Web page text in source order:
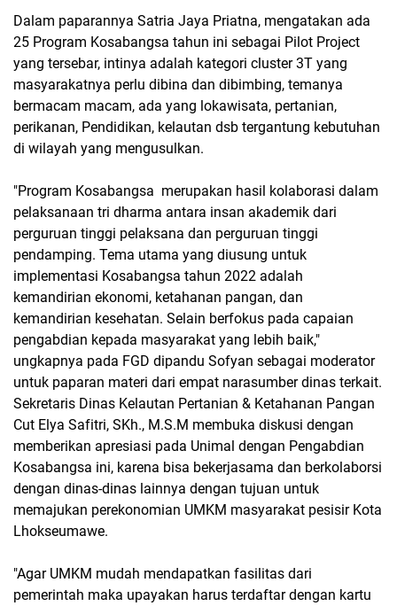
Dalam paparannya Satria Jaya Priatna, mengatakan ada
25 Program Kosabangsa tahun ini sebagai Pilot Project
yang tersebar, intinya adalah kategori cluster 3T yang
masyarakatnya perlu dibina dan dibimbing, temanya
bermacam macam, ada yang lokawisata, pertanian,
perikanan, Pendidikan, kelautan dsb tergantung kebutuhan
di wilayah yang mengusulkan.
"Program Kosabangsa merupakan hasil kolaborasi dalam
pelaksanaan tri dharma antara insan akademik dari
perguruan tinggi pelaksana dan perguruan tinggi
pendamping. Tema utama yang diusung untuk
implementasi Kosabangsa tahun 2022 adalah
kemandirian ekonomi, ketahanan pangan, dan
kemandirian kesehatan. Selain berfokus pada capaian
pengabdian kepada masyarakat yang lebih baik,"
ungkapnya pada FGD dipandu Sofyan sebagai moderator
untuk paparan materi dari empat narasumber dinas terkait.
Sekretaris Dinas Kelautan Pertanian & Ketahanan Pangan
Cut Elya Safitri, SKh., M.S.M membuka diskusi dengan
memberikan apresiasi pada Unimal dengan Pengabdian
Kosabangsa ini, karena bisa bekerjasama dan berkolaborsi
dengan dinas-dinas lainnya dengan tujuan untuk
memajukan perekonomian UMKM masyarakat pesisir Kota
Lhokseumawe.
"Agar UMKM mudah mendapatkan fasilitas dari
pemerintah maka upayakan harus terdaftar dengan kartu